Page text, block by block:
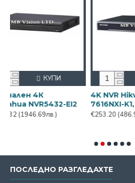
EI2
КУПИ
4K NVR Hikvision DS-
7616NXI-K1, 16 канала
€253.20
(486.90лв.)
КУПИ
ПОСЛЕДНО РАЗГЛЕДАХТЕ